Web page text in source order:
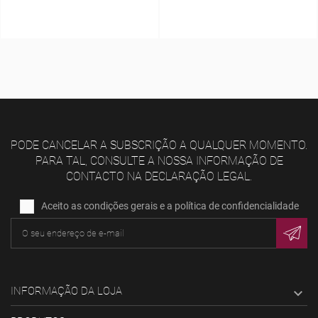
PODE CANCELAR A SUBSCRIÇÃO A QUALQUER MOMENTO.
PARA TAL, CONSULTE A NOSSA INFORMAÇÃO DE
CONTACTO NA DECLARAÇÃO LEGAL.
Aceito as condições gerais e a política de confidencialidade
INFORMAÇÃO DA LOJA 